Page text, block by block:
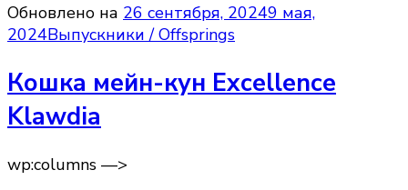
Обновлено на 26 сентября, 20249 мая,
2024Выпускники / Offsprings
Кошка мейн-кун Excellence
Klawdia
wp:columns —>